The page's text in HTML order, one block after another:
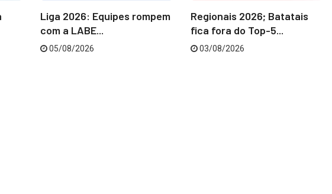
Liga 2026: Equipes rompem
com a LABE...
05/08/2026
Regionais 2026; Batatais
fica fora do Top-5...
03/08/2026